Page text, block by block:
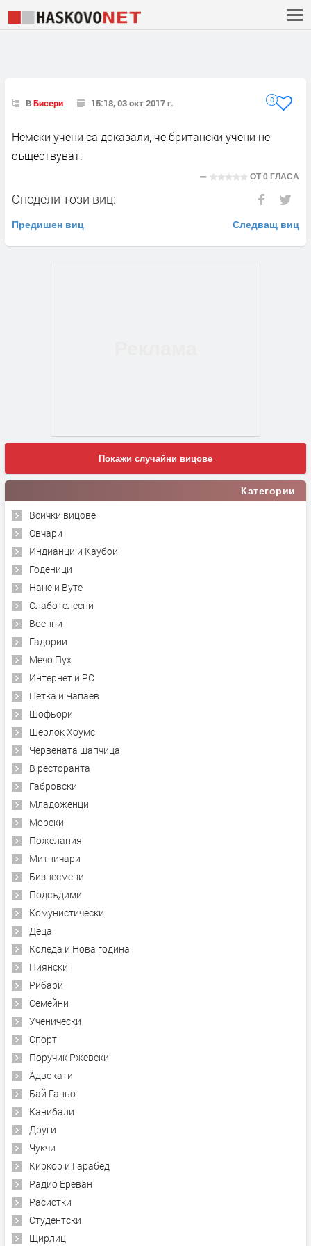
ВБисери 15:18, 03 окт 2017 г. 0
Немски учени са доказали, че британски учени не
съществуват.
ОТ0 ГЛАСА
Сподели този виц:
Предишен виц Следващ виц
Покажи случайни вицове
Категории
Всички вицове
Овчари
Индианци и Каубои
Годеници
Нане и Вуте
Слаботелесни
Военни
Гадории
Мечо Пух
Интернет и PC
Петка и Чапаев
Шофьори
Шерлок Хоумс
Червената шапчица
В ресторанта
Габровски
Младоженци
Морски
Пожелания
Митничари
Бизнесмени
Подсъдими
Комунистически
Деца
Коледа и Нова година
Пиянски
Рибари
Семейни
Ученически
Спорт
Поручик Ржевски
Адвокати
Бай Ганьо
Канибали
Други
Чукчи
Киркор и Гарабед
Радио Ереван
Расистки
Студентски
Щирлиц